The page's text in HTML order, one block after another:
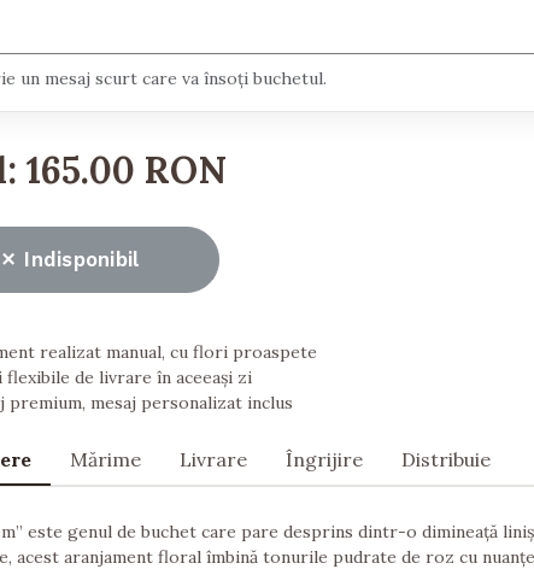
un mesaj scurt care va însoți buchetul.
165.00 RON
Indisponibil
realizat manual, cu flori proaspete
flexibile de livrare în aceeași zi
premium, mesaj personalizat inclus
Mărime Livrare Îngrijire Distribuie
este genul de buchet care pare desprins dintr-o dimineață
acest aranjament floral îmbină tonurile pudrate de roz cu